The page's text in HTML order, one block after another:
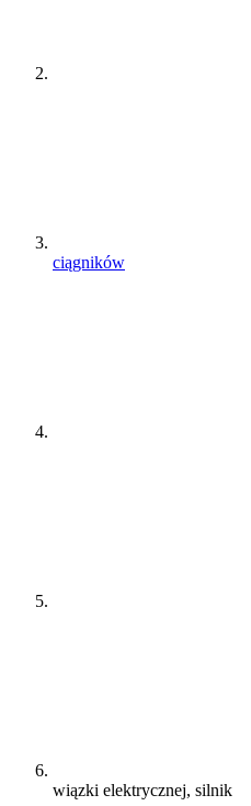
ciągników
wiązki elektrycznej, silnik